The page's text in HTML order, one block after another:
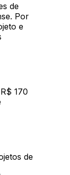
de
Por
e
170
de